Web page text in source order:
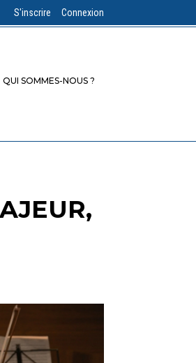
S'inscrire Connexion
QUI SOMMES-NOUS ?